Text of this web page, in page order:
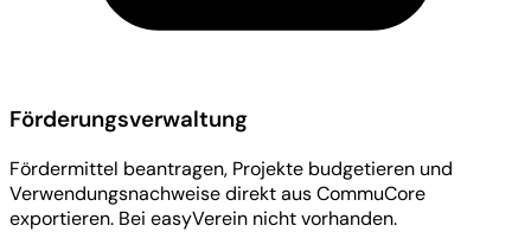
Förderungsverwaltung
Fördermittel beantragen, Projekte budgetieren und
Verwendungsnachweise direkt aus CommuCore
exportieren. Bei easyVerein nicht vorhanden.